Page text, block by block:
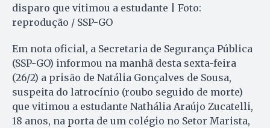
disparo que vitimou a estudante | Foto:
reprodução / SSP-GO
Em nota oficial, a Secretaria de Segurança Pública
(SSP-GO) informou na manhã desta sexta-feira
(26/2) a prisão de Natália Gonçalves de Sousa,
suspeita do latrocínio (roubo seguido de morte)
que vitimou a estudante Nathália Araújo Zucatelli,
18 anos, na porta de um colégio no Setor Marista,